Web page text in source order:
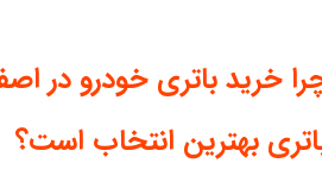
خرید باتری خودرو در
بهترین انتخاب است؟